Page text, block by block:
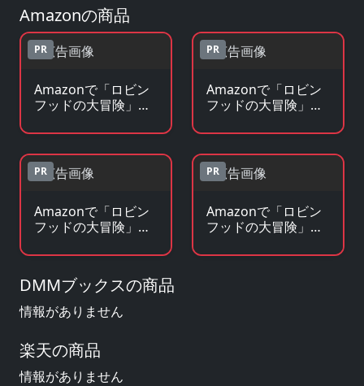
Amazonの商品
PR
Amazonで「ロビン
フッドの大冒険」の
PR
Amazonで「ロビン
フッドの大冒険」の
PR
Amazonで「ロビン
フッドの大冒険」の
見る
PR
Amazonで「ロビン
フッドの大冒険」の
を見る
DMMブックスの商品
情報がありません
楽天の商品
情報がありません